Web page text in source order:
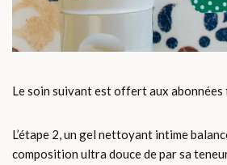
Le soin suivant est offert aux abonnées
L’étape 2, un gel nettoyant intime
composition ultra douce de par sa